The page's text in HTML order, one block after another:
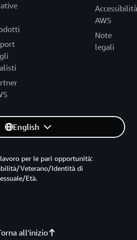
Accessibilità
AWS
Note
legali
English
all'inizio
per le pari opportunità:
Veterano/Identità di
Età.